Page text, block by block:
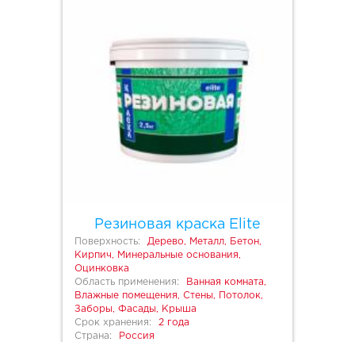
Резиновая краска Elite
Поверхность:
Дерево, Металл, Бетон,
Кирпич, Минеральные основания,
Оцинковка
Область применения:
Ванная комната,
Влажные помещения, Стены, Потолок,
Заборы, Фасады, Крыша
Срок хранения:
2 года
Страна:
Россия